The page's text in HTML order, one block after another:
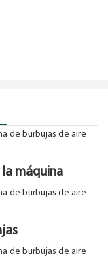
máquina